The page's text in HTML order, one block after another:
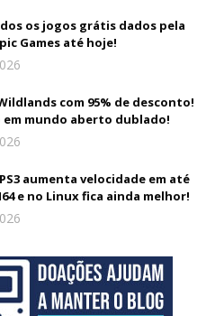
os jogos grátis dados pela
Games até hoje!
com 95% de desconto!
em mundo aberto dublado!
aumenta velocidade em até
e no Linux fica ainda melhor!